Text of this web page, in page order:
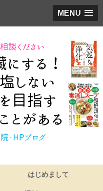
MENU
はじめまして